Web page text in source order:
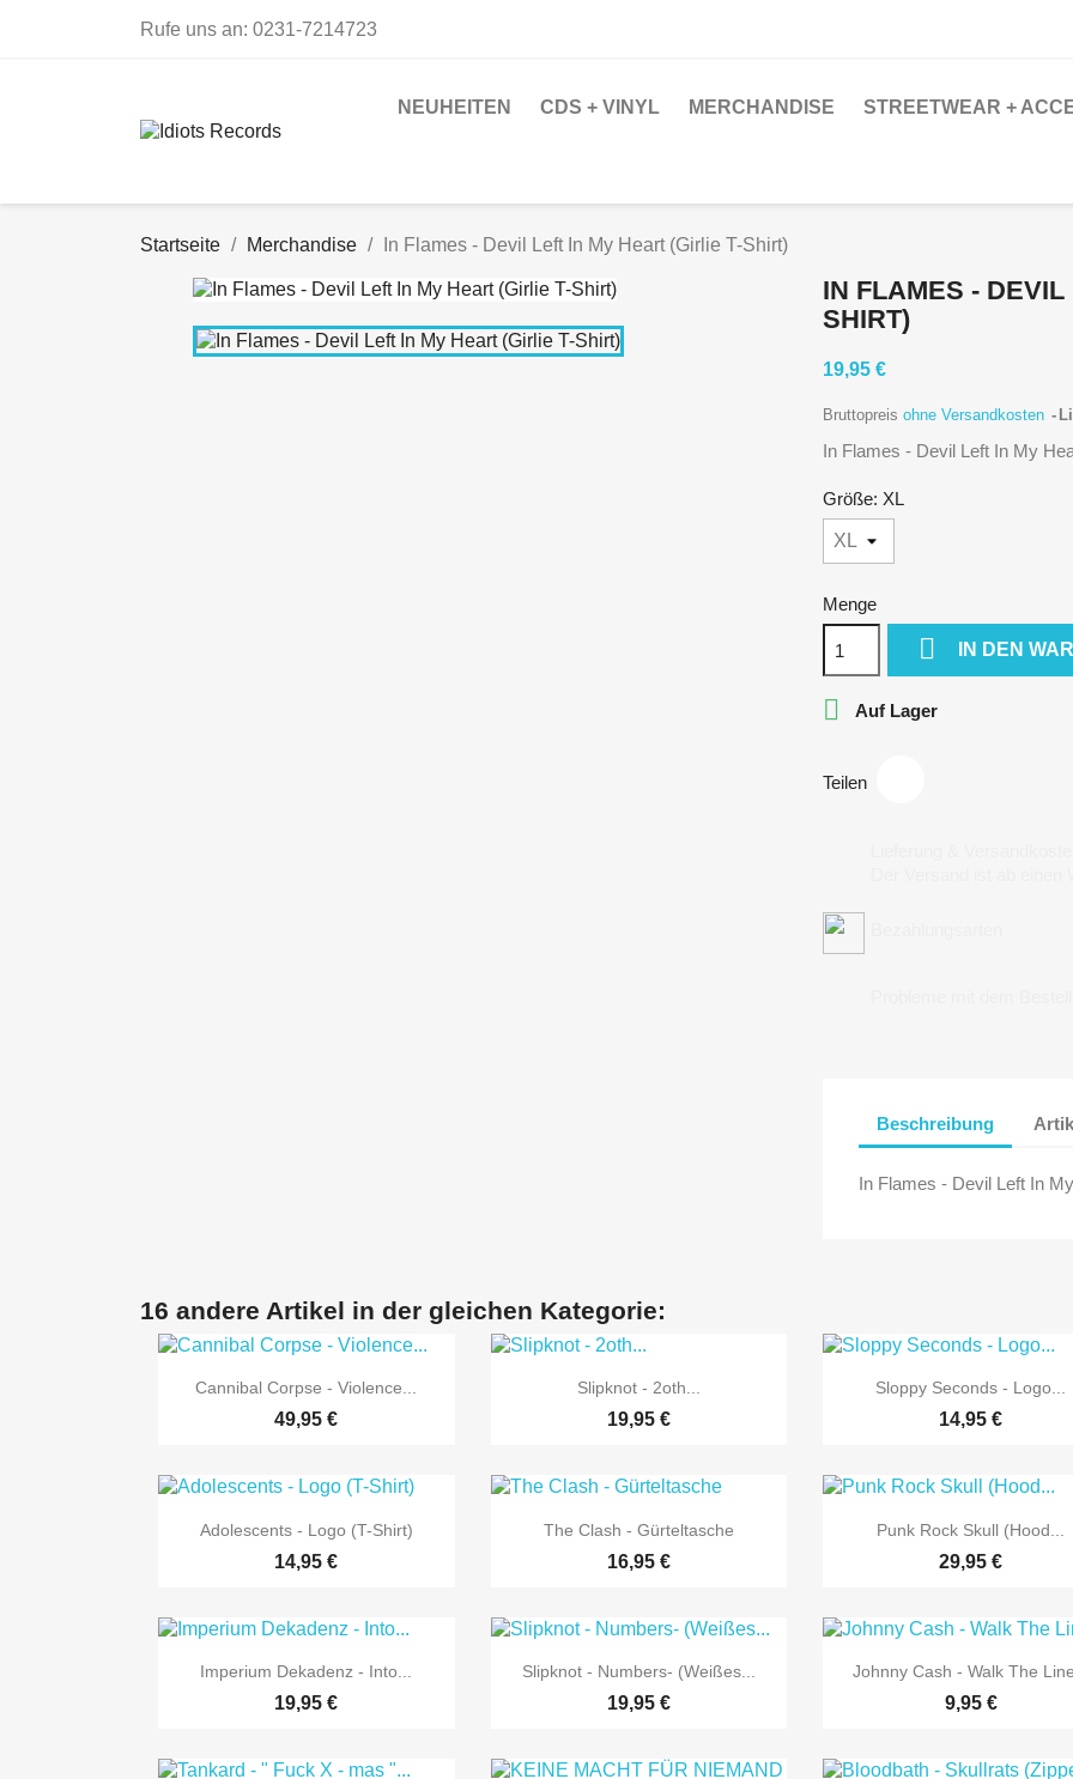
Rufe uns an: 0231-7214723
NEUHEITEN CDS + VINYL MERCHANDISE STREETWEAR +
Startseite Merchandise In Flames - Devil Left In My Heart (Girlie T-Shirt)
IN FLAMES -
SHIRT)
19,95 €
Bruttopreis ohne Versandkosten
In Flames - Devil Left In My
Größe: XL
Menge
 IN DEN
 Auf Lager
Teilen
Beschreibung
In Flames - Devil Left In
16 andere Artikel in der gleichen Kategorie:
 Vorschau
Cannibal Corpse - Violence...
49,95 €
 Vorschau
Slipknot - 2oth...
19,95 €
 Vorschau
Sloppy Seconds - Logo...
14,95 €
 Vorschau
Adolescents - Logo (T-Shirt)
14,95 €
 Vorschau
The Clash - Gürteltasche
16,95 €
 Vorschau
Punk Rock Skull (Hood...
29,95 €
 Vorschau
Imperium Dekadenz - Into...
19,95 €
 Vorschau
Slipknot - Numbers- (Weißes...
19,95 €
 Vorschau
Johnny Cash - Walk The
9,95 €